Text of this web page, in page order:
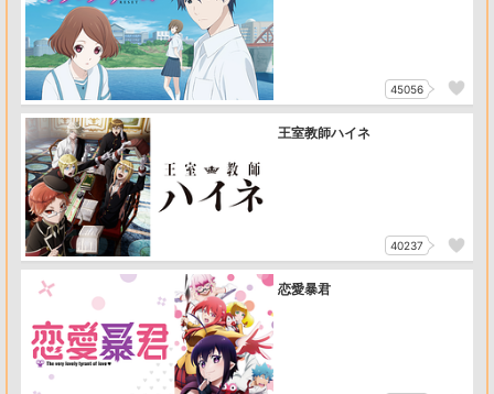
45056
王室教師ハイネ
40237
恋愛暴君